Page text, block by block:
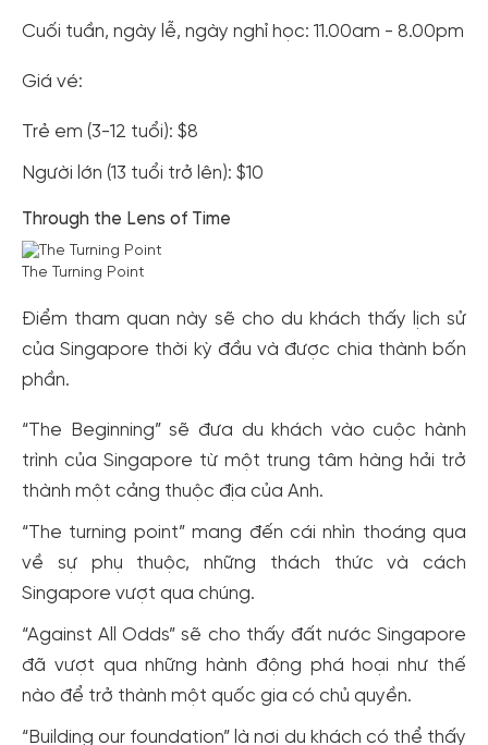
Cuối tuần, ngày lễ, ngày nghỉ học: 11.00am - 8.00pm
Giá vé:
Trẻ em (‍3-12 tuổi): $8
Người lớn (13 tuổi trở lên): $10
Through the Lens of Time
The Turning Point
Điểm tham quan này sẽ cho du khách thấy lịch sử
của Singapore thời kỳ đầu và được chia thành bốn
phần.
“The Beginning” sẽ đưa du khách vào cuộc hành
trình của Singapore từ một trung tâm hàng hải trở
thành một cảng thuộc địa của Anh.
“The turning point” mang đến cái nhìn thoáng qua
về sự phụ thuộc, những thách thức và cách
Singapore vượt qua chúng.
“Against All Odds” sẽ cho thấy đất nước Singapore
đã vượt qua những hành động phá hoại như thế
nào để trở thành một quốc gia có chủ quyền.
“Building our foundation” là nơi du khách có thể thấy
Tạo tài khoản nhanh - nhận nhiều ưu
đãi!
dành cho thành viên đến từ các đối tác của Gody.vn dành